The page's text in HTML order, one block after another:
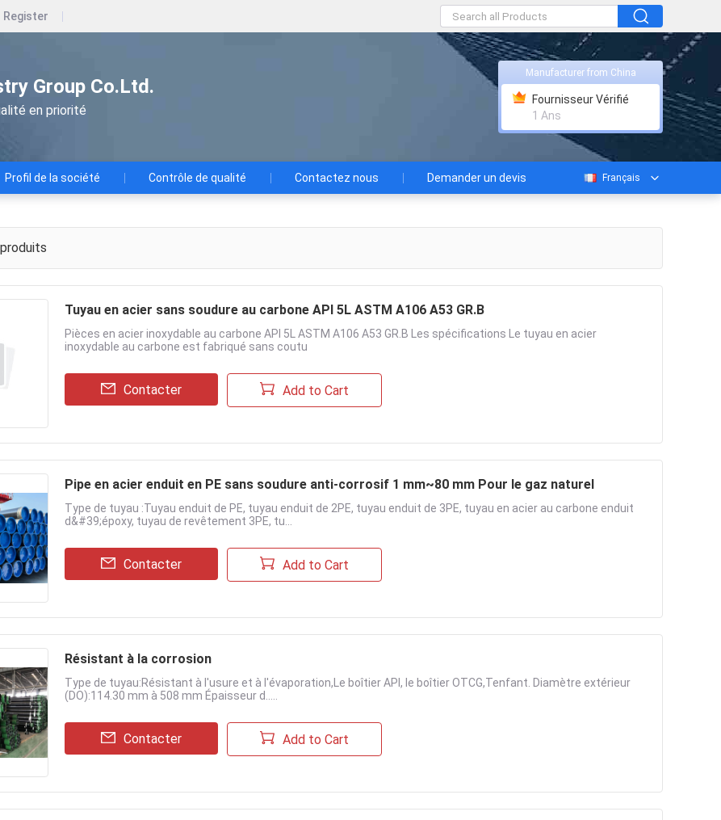
Register
Group Co.Ltd.
en priorité
Manufacturer from China
Fournisseur Vérifié
1 Ans
Profil de la société Contrôle de qualité Contactez nous Demander un devis Français
produits
Tuyau en acier sans soudure au carbone API 5L ASTM A106 A53 GR.B
Pièces en acier inoxydable au carbone API 5L ASTM A106 A53 GR.B Les spécifications Le tuyau en acier
inoxydable au carbone est fabriqué sans coutu
Contacter Add to Cart
Pipe en acier enduit en PE sans soudure anti-corrosif 1 mm~80 mm Pour le gaz naturel
Type de tuyau :Tuyau enduit de PE, tuyau enduit de 2PE, tuyau enduit de 3PE, tuyau en acier au carbone enduit
d&#39;époxy, tuyau de revêtement 3PE, tu...
Contacter Add to Cart
Résistant à la corrosion
Type de tuyau:Résistant à l'usure et à l'évaporation,Le boîtier API, le boîtier OTCG,Tenfant. Diamètre extérieur
(DO):114.30 mm à 508 mm Épaisseur d.....
Contacter Add to Cart